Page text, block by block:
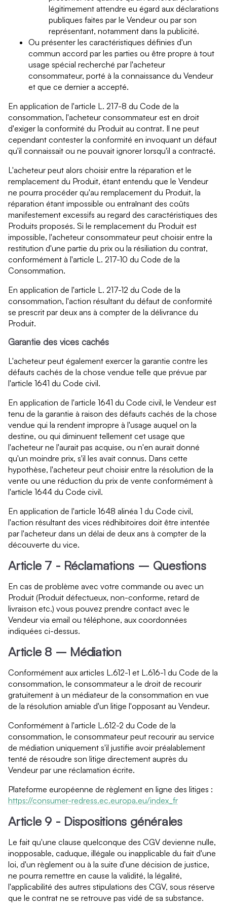
légitimement attendre eu égard aux déclarations
publiques faites par le Vendeur ou par son
représentant, notamment dans la publicité.
Ou présenter les caractéristiques définies d'un
commun accord par les parties ou être propre à tout
usage spécial recherché par l'acheteur
consommateur, porté à la connaissance du Vendeur
et que ce dernier a accepté.
En application de l'article L. 217-8 du Code de la
consommation, l'acheteur consommateur est en droit
d'exiger la conformité du Produit au contrat. Il ne peut
cependant contester la conformité en invoquant un défaut
qu'il connaissait ou ne pouvait ignorer lorsqu'il a contracté.
L'acheteur peut alors choisir entre la réparation et le
remplacement du Produit, étant entendu que le Vendeur
ne pourra procéder qu'au remplacement du Produit, la
réparation étant impossible ou entraînant des coûts
manifestement excessifs au regard des caractéristiques des
Produits proposés. Si le remplacement du Produit est
impossible, l'acheteur consommateur peut choisir entre la
restitution d'une partie du prix ou la résiliation du contrat,
conformément à l'article L. 217-10 du Code de la
Consommation.
En application de l'article L. 217-12 du Code de la
consommation, l'action résultant du défaut de conformité
se prescrit par deux ans à compter de la délivrance du
Produit.
Garantie des vices cachés
L'acheteur peut également exercer la garantie contre les
défauts cachés de la chose vendue telle que prévue par
l'article 1641 du Code civil.
En application de l'article 1641 du Code civil, le Vendeur est
tenu de la garantie à raison des défauts cachés de la chose
vendue qui la rendent impropre à l'usage auquel on la
destine, ou qui diminuent tellement cet usage que
l'acheteur ne l'aurait pas acquise, ou n'en aurait donné
qu'un moindre prix, s'il les avait connus. Dans cette
hypothèse, l'acheteur peut choisir entre la résolution de la
vente ou une réduction du prix de vente conformément à
l'article 1644 du Code civil.
En application de l'article 1648 alinéa 1 du Code civil,
l'action résultant des vices rédhibitoires doit être intentée
par l'acheteur dans un délai de deux ans à compter de la
découverte du vice.
Article 7 - Réclamations – Questions
En cas de problème avec votre commande ou avec un
Produit (Produit défectueux, non-conforme, retard de
livraison etc.) vous pouvez prendre contact avec le
Vendeur via email ou téléphone, aux coordonnées
indiquées ci-dessus.
Article 8 – Médiation
Conformément aux articles L.612-1 et L.616-1 du Code de la
consommation, le consommateur a le droit de recourir
gratuitement à un médiateur de la consommation en vue
de la résolution amiable d'un litige l'opposant au Vendeur.
Conformément à l'article L.612-2 du Code de la
consommation, le consommateur peut recourir au service
de médiation uniquement s'il justifie avoir préalablement
tenté de résoudre son litige directement auprès du
Vendeur par une réclamation écrite.
Plateforme européenne de règlement en ligne des litiges :
https://consumer-redress.ec.europa.eu/index_fr
Article 9 - Dispositions générales
Le fait qu'une clause quelconque des CGV devienne nulle,
inopposable, caduque, illégale ou inapplicable du fait d'une
loi, d'un règlement ou à la suite d'une décision de justice,
ne pourra remettre en cause la validité, la légalité,
l'applicabilité des autres stipulations des CGV, sous réserve
que le contrat ne se retrouve pas vidé de sa substance.